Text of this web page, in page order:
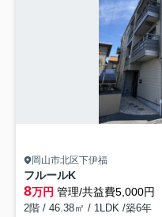
岡山市北区下伊福
フルールK
8万円 管理/共益費5,000円
2階 / 46.38㎡ / 1LDK /築6年